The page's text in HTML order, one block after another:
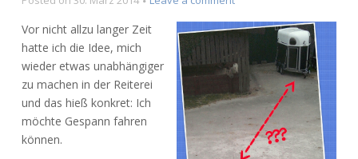
dem
Pferdeanhänger
unterwegs:
Führerschein
mit
der
Schlüsselziffer
96
Vor nicht allzu langer Zeit
hatte ich die Idee, mich
wieder etwas unabhängiger
zu machen in der Reiterei
und das hieß konkret: Ich
möchte Gespann fahren
können.